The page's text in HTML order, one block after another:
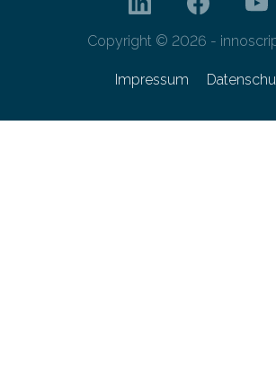
Copyright © 2026 -
Impressum